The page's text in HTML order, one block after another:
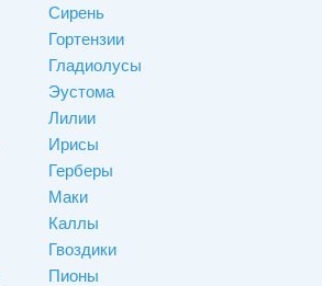
Сирень
Гортензии
Гладиолусы
Эустома
Лилии
Ирисы
Герберы
Маки
Каллы
Гвоздики
Пионы